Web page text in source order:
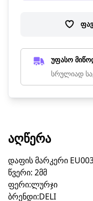
უფასო
სრულიად
ᲐᲦᲬᲔᲠᲐ
დაფის მარკერი
წვერი: 2მმ
ფერი:ლურჯი
ბრენდი:DELI